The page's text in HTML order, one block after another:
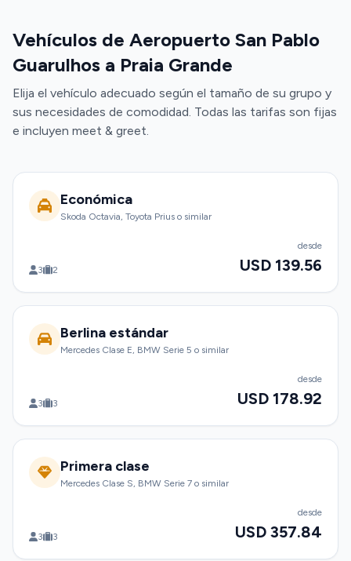
Vehículos de Aeropuerto San Pablo
Guarulhos a Praia Grande
Elija el vehículo adecuado según el tamaño de su grupo y
sus necesidades de comodidad. Todas las tarifas son fijas
e incluyen meet & greet.
Económica
Skoda Octavia, Toyota Prius o similar
3 2
desde
USD 139.56
Berlina estándar
Mercedes Clase E, BMW Serie 5 o similar
3 3
desde
USD 178.92
Primera clase
Mercedes Clase S, BMW Serie 7 o similar
3 3
desde
USD 357.84